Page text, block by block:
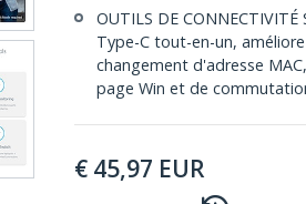
OUTILS DE
Type-C tout-en-un,
changement d'adresse
page Win et de
€ 45,97 EUR